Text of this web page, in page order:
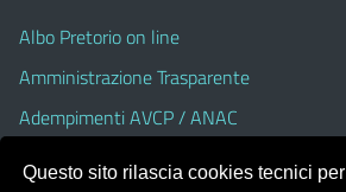
Albo Pretorio on line
Amministrazione Trasparente
Adempimenti AVCP / ANAC
Questo sito rilascia cookies tecnici per